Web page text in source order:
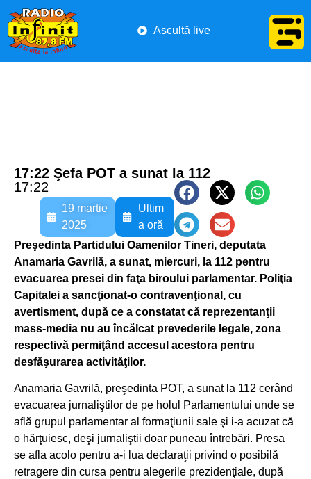
Ascultă live
17:22 Şefa POT a sunat la 112
17:22
19 martie
2025
Ultim
a oră
Preşedinta Partidului Oamenilor Tineri, deputata
Anamaria Gavrilă, a sunat, miercuri, la 112 pentru
evacuarea presei din faţa biroului parlamentar. Poliţia
Capitalei a sancţionat-o contravenţional, cu
avertisment, după ce a constatat că reprezentanţii
mass-media nu au încălcat prevederile legale, zona
respectivă permiţând accesul acestora pentru
desfăşurarea activităţilor.
Anamaria Gavrilă, preşedinta POT, a sunat la 112 cerând
evacuarea jurnaliştilor de pe holul Parlamentului unde se
află grupul parlamentar al formaţiunii sale şi i-a acuzat că
o hărţuiesc, deşi jurnaliştii doar puneau întrebări. Presa
se afla acolo pentru a-i lua declaraţii privind o posibilă
retragere din cursa pentru alegerile prezidenţiale, după